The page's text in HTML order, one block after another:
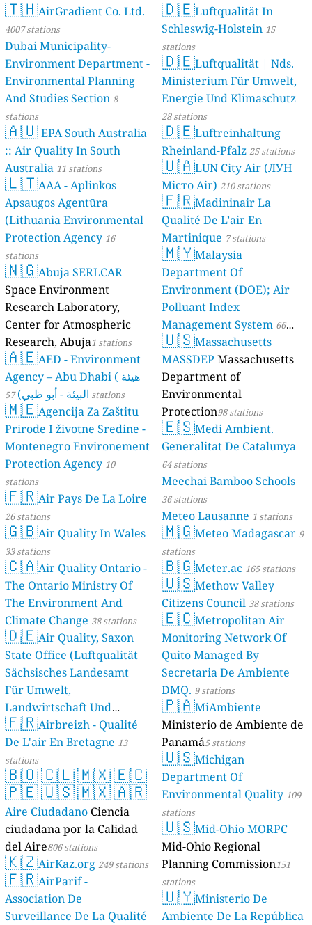
🇹🇭AirGradient Co. Ltd.
4007 stations
Dubai Municipality-
Environment Department -
Environmental Planning
And Studies Section 8
stations
🇦🇺EPA South Australia
:: Air Quality In South
Australia 11 stations
🇱🇹AAA - Aplinkos
Apsaugos Agentūra
(Lithuania Environmental
Protection Agency 16
stations
🇳🇬Abuja SERLCAR
Space Environment
Research Laboratory,
Center for Atmospheric
Research, Abuja1 stations
🇦🇪AED - Environment
Agency – Abu Dhabi ( هيئة
البيئة - أبو ظبي) 57 stations
🇲🇪Agencija Za Zaštitu
Prirode I životne Sredine -
Montenegro Environement
Protection Agency 10
stations
🇫🇷Air Pays De La Loire
26 stations
🇬🇧Air Quality In Wales
33 stations
🇨🇦Air Quality Ontario -
The Ontario Ministry Of
The Environment And
Climate Change 38 stations
🇩🇪Air Quality, Saxon
State Office (Luftqualität
Sächsisches Landesamt
Für Umwelt,
Landwirtschaft Und
Geologie) 50 stations
🇫🇷Airbreizh - Qualité
De L'air En Bretagne 13
stations
🇧🇴🇨🇱🇲🇽🇪🇨
🇵🇪🇺🇸🇲🇽🇦🇷
Aire Ciudadano Ciencia
ciudadana por la Calidad
del Aire806 stations
🇰🇿AirKaz.org 249 stations
🇫🇷AirParif -
Association De
Surveillance De La Qualité
🇩🇪Luftqualität In
Schleswig-Holstein 15
stations
🇩🇪Luftqualität | Nds.
Ministerium Für Umwelt,
Energie Und Klimaschutz
28 stations
🇩🇪Luftreinhaltung
Rheinland-Pfalz 25 stations
🇺🇦LUN City Air (ЛУН
Місто Air) 210 stations
🇫🇷Madininair La
Qualité De L’air En
Martinique 7 stations
🇲🇾Malaysia
Department Of
Environment (DOE); Air
Polluant Index
Management System 66
stations
🇺🇸Massachusetts
MASSDEP Massachusetts
Department of
Environmental
Protection98 stations
🇪🇸Medi Ambient.
Generalitat De Catalunya
64 stations
Meechai Bamboo Schools
36 stations
Meteo Lausanne 1 stations
🇲🇬Meteo Madagascar 9
stations
🇧🇬Meter.ac 165 stations
🇺🇸Methow Valley
Citizens Council 38 stations
🇪🇨Metropolitan Air
Monitoring Network Of
Quito Managed By
Secretaria De Ambiente
DMQ. 9 stations
🇵🇦MiAmbiente
Ministerio de Ambiente de
Panamá5 stations
🇺🇸Michigan
Department Of
Environmental Quality 109
stations
🇺🇸Mid-Ohio MORPC
Mid-Ohio Regional
Planning Commission151
stations
🇺🇾Ministerio De
Ambiente De La República